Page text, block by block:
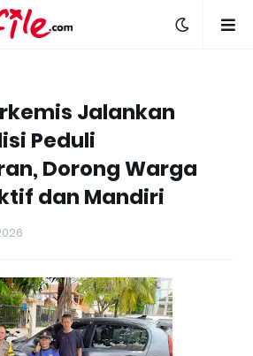
Jalankan
Peduli
Dorong Warga
dan Mandiri